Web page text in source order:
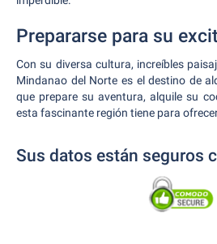
Prepararse para su
Con su diversa cultura, increíbles
Mindanao del Norte es el destino de
que prepare su aventura, alquile su
esta fascinante región tiene para
Sus datos están seguros